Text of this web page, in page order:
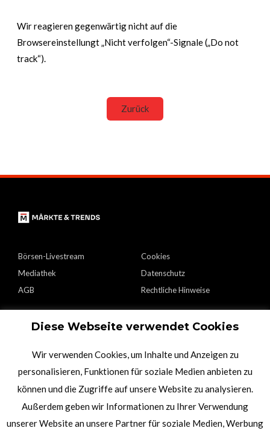
Wir reagieren gegenwärtig nicht auf die
Browsereinstellungt „Nicht verfolgen“-Signale („Do not
track“).
Zurück
Börsen-Livestream
Mediathek
AGB
Cookies
Datenschutz
Rechtliche Hinweise
Karriere
Facebook
App Store
Google play
Diese Webseite verwendet Cookies
Wir verwenden Cookies, um Inhalte und Anzeigen zu
personalisieren, Funktionen für soziale Medien anbieten zu
können und die Zugriffe auf unsere Website zu analysieren.
Außerdem geben wir Informationen zu Ihrer Verwendung
unserer Website an unsere Partner für soziale Medien, Werbung